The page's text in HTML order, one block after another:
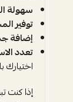
سهولة
توفير
إضافة
تعدد
إذا كنت